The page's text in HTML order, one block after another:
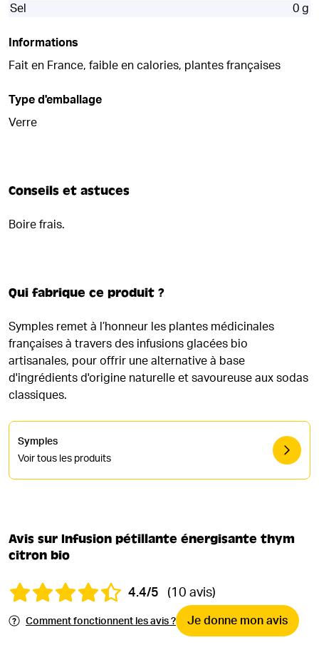
Sel
0 g
Informations
Fait en France, faible en calories, plantes françaises
Type d'emballage
Verre
Conseils et astuces
Boire frais.
Qui fabrique ce produit ?
Symples remet à l’honneur les plantes médicinales
françaises à travers des infusions glacées bio
artisanales, pour offrir une alternative à base
d'ingrédients d'origine naturelle et savoureuse aux sodas
classiques.
Symples
Voir tous les produits
Avis sur Infusion pétillante énergisante thym
citron bio
4.4/5 (10 avis)
Comment fonctionnent les avis ? Je donne mon avis